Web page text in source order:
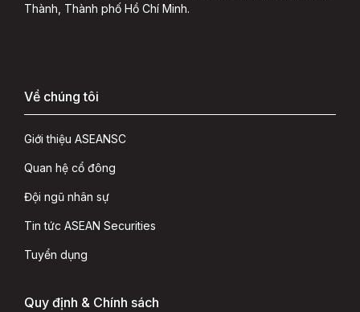
Thành, Thành phố Hồ Chí Minh.
Về chúng tôi
Giới thiệu ASEANSC
Quan hệ cổ đông
Đội ngũ nhân sự
Tin tức ASEAN Securities
Tuyển dụng
Quy định & Chính sách